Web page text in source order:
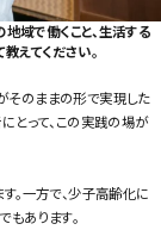
域で働くこと、生活する
えてください。
そのままの形で実現した
とって、この実践の場が
。一方で、少子高齢化に
あります。